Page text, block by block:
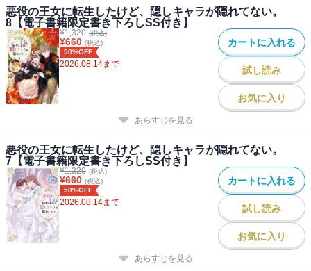
悪役の王女に転生したけど、隠しキャラが隠れてない。
8【電子書籍限定書き下ろしSS付き】
¥1,320 (税込)
¥660 (税込)
50%OFF
2026.08.14まで
カートに入れる
試し読み
お気に入り
あらすじを見る
悪役の王女に転生したけど、隠しキャラが隠れてない。
7【電子書籍限定書き下ろしSS付き】
¥1,320 (税込)
¥660 (税込)
50%OFF
2026.08.14まで
カートに入れる
試し読み
お気に入り
あらすじを見る